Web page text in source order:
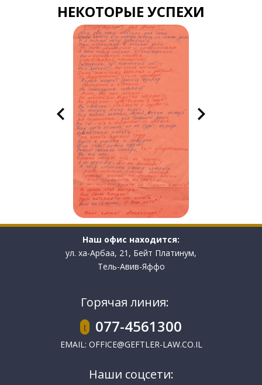
НЕКОТОРЫЕ УСПЕХИ
Наш офис находится:
ул. ха-Арбаа, 21, Бейт Платинум,
Тель-Авив-Яффо
Горячая линия:
077-4561300
EMAIL: OFFICE@GEFTLER-LAW.CO.IL
Наши соцсети: